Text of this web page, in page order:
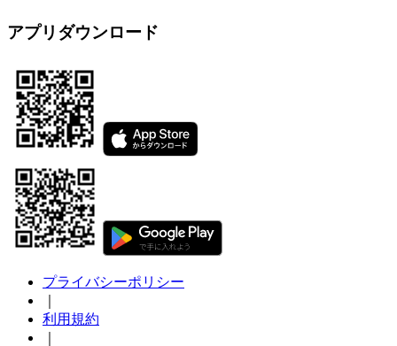
アプリダウンロード
プライバシーポリシー
利用規約